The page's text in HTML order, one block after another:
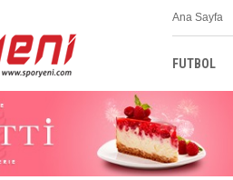
Ana Sayfa
FUTBOL
TÜRKİYE